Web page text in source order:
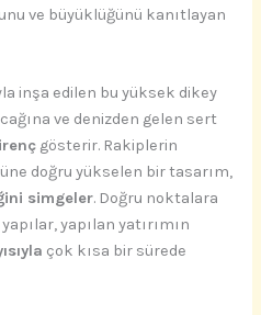
ve büyüklüğünü kanıtlayan
inşa edilen bu yüksek dikey
ve denizden gelen sert
gösterir. Rakiplerin
doğru yükselen bir tasarım,
simgeler. Doğru noktalara
yapılan yatırımın
çok kısa bir sürede